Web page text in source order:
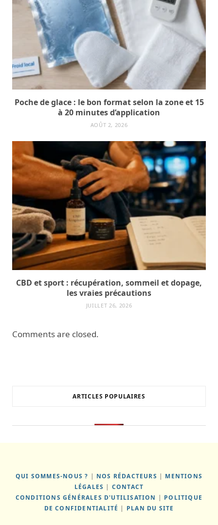
Poche de glace : le bon format selon la zone et 15
à 20 minutes d’application
AOÛT 2, 2026
CBD et sport : récupération, sommeil et dopage,
les vraies précautions
JUILLET 26, 2026
Comments are closed.
ARTICLES POPULAIRES
QUI SOMMES-NOUS ? | NOS RÉDACTEURS | MENTIONS
LÉGALES | CONTACT
CONDITIONS GÉNÉRALES D'UTILISATION | POLITIQUE
DE CONFIDENTIALITÉ | PLAN DU SITE